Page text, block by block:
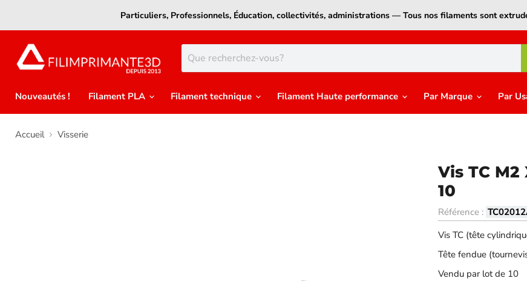
Particuliers, Professionnels, Éducation, collectivités, administrations — Tous nos filaments sont
Nouveautés ! Filament PLA Filament technique Filament Haute performance Par Marque Par
Accueil Visserie
Vis TC M2
10
Référence :
Vis TC (tête
Tête fendue
Vendu par lot de 10